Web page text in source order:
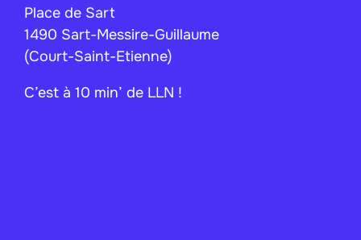
Place de Sart
1490 Sart-Messire-Guillaume
(Court-Saint-Etienne)
C’est à 10 min’ de LLN !